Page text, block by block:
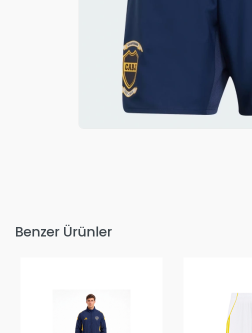
Benzer Ürünler